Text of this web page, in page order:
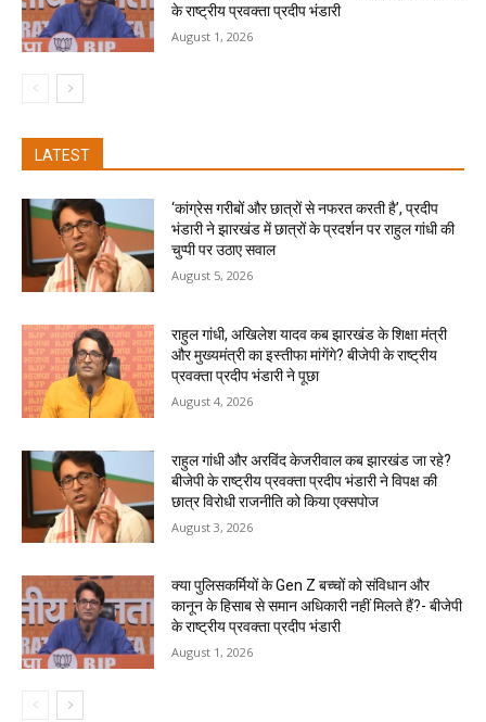
के राष्ट्रीय प्रवक्ता प्रदीप भंडारी
August 1, 2026
LATEST
‘कांग्रेस गरीबों और छात्रों से नफरत करती है’, प्रदीप
भंडारी ने झारखंड में छात्रों के प्रदर्शन पर राहुल गांधी की
चुप्पी पर उठाए सवाल
August 5, 2026
राहुल गांधी, अखिलेश यादव कब झारखंड के शिक्षा मंत्री
और मुख्यमंत्री का इस्तीफा मांगेंगे? बीजेपी के राष्ट्रीय
प्रवक्ता प्रदीप भंडारी ने पूछा
August 4, 2026
राहुल गांधी और अरविंद केजरीवाल कब झारखंड जा रहे?
बीजेपी के राष्ट्रीय प्रवक्ता प्रदीप भंडारी ने विपक्ष की
छात्र विरोधी राजनीति को किया एक्सपोज
August 3, 2026
क्या पुलिसकर्मियों के Gen Z बच्चों को संविधान और
कानून के हिसाब से समान अधिकारी नहीं मिलते हैं?- बीजेपी
के राष्ट्रीय प्रवक्ता प्रदीप भंडारी
August 1, 2026